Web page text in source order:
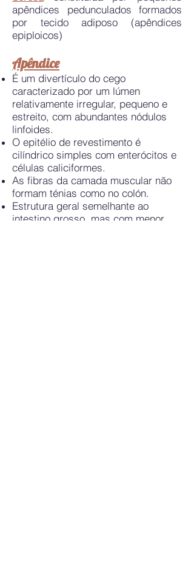
apêndices pedunculados formados
por tecido adiposo (apêndices
epiploicos)
Apêndice
É um divertículo do cego
caracterizado por um lúmen
relativamente irregular, pequeno e
estreito, com abundantes nódulos
linfoides.
O epitélio de revestimento é
cilíndrico simples com enterócitos e
células caliciformes.
As fibras da camada muscular não
formam ténias como no colón.
Estrutura geral semelhante ao
intestino grosso, mas com menor